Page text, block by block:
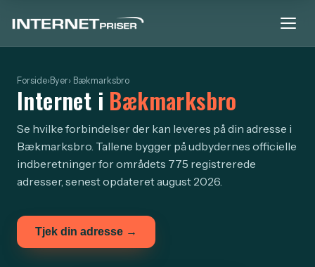
Forside›Byer› Bækmarksbro
Internet i Bækmarksbro
Se hvilke forbindelser der kan leveres på din adresse i
Bækmarksbro. Tallene bygger på udbydernes officielle
indberetninger for områdets 775 registrerede
adresser, senest opdateret august 2026.
Tjek din adresse →